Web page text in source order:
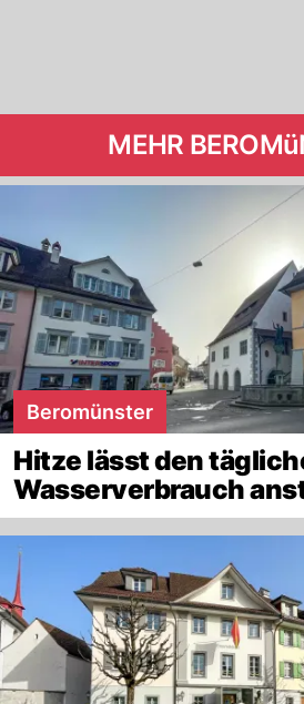
MEHR
Beromünster
Hitze lässt den
Wasserverbrauch